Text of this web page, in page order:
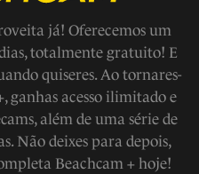
já! Oferecemos um
totalmente gratuito! E
quiseres. Ao tornares-
ganhas acesso ilimitado e
além de uma série de
Não deixes para depois,
Beachcam + hoje!